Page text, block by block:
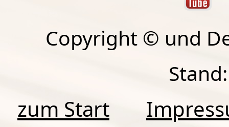
Copyright © und
zum Start